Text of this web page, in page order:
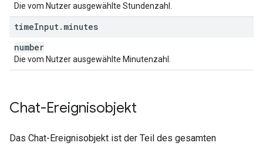
Die vom Nutzer ausgewählte Stundenzahl.
timeInput. minutes
number
Die vom Nutzer ausgewählte Minutenzahl.
Chat-Ereignisobjekt
Das Chat-Ereignisobjekt ist der Teil des gesamten